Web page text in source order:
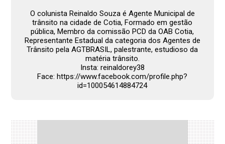
O colunista Reinaldo Souza é Agente Municipal de
trânsito na cidade de Cotia, Formado em gestão
pública, Membro da comissão PCD da OAB Cotia,
Representante Estadual da categoria dos Agentes de
Trânsito pela AGTBRASIL, palestrante, estudioso da
matéria trânsito.
Insta: reinaldorey38
Face: https://www.facebook.com/profile.php?
id=100054614884724